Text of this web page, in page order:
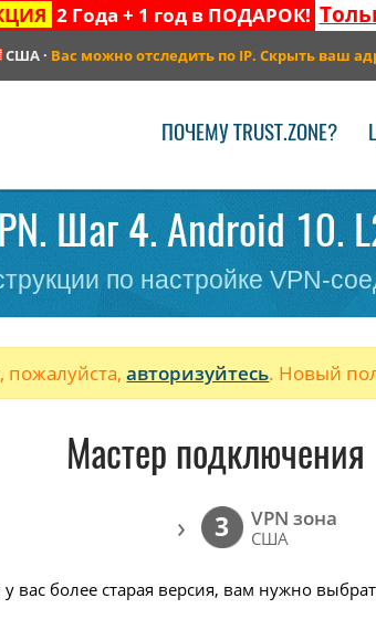
2 Года + 1 год в ПОДАРОК!
США· Вас можно отследить по IP. Скрыть ваш
ПОЧЕМУ TRUST.ZONE?
Шаг 4. Android 10.
по настройке VPN-
пожалуйста,авторизуйтесь. Новый
Мастер подключения
› 3 VPN зона
США
вас более старая версия, вам нужно